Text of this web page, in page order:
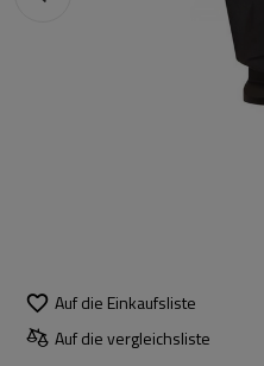
Auf die Einkaufsliste
Auf die vergleichsliste